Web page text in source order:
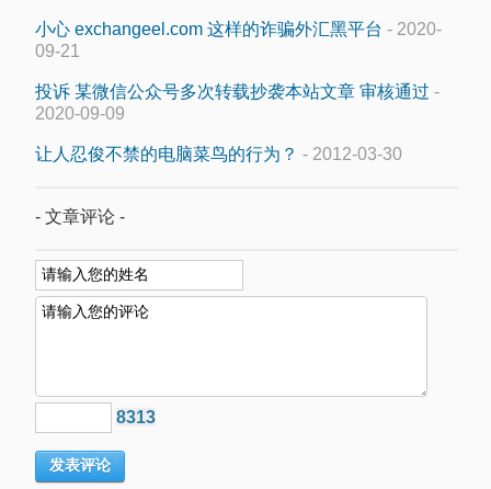
小心 exchangeel.com 这样的诈骗外汇黑平台 - 2020-
09-21
投诉 某微信公众号多次转载抄袭本站文章 审核通过 -
2020-09-09
让人忍俊不禁的电脑菜鸟的行为？ - 2012-03-30
- 文章评论 -
8313